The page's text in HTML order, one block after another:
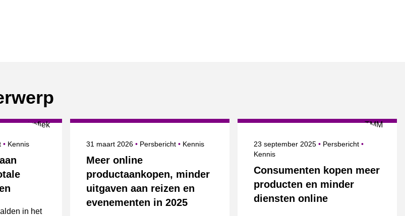
Onderwerpen
Kennis
in het
Meer online
productaankopen, minder
uitgaven aan reizen en
evenementen in 2025
Gepubliceerd op
31 maart 2026 Categorie
Persbericht Onderwerpen
Kennis
Consumenten kopen meer
producten en minder
diensten online
Gepubliceerd op
23 september 2025 Categorie
Persbericht
Kennis